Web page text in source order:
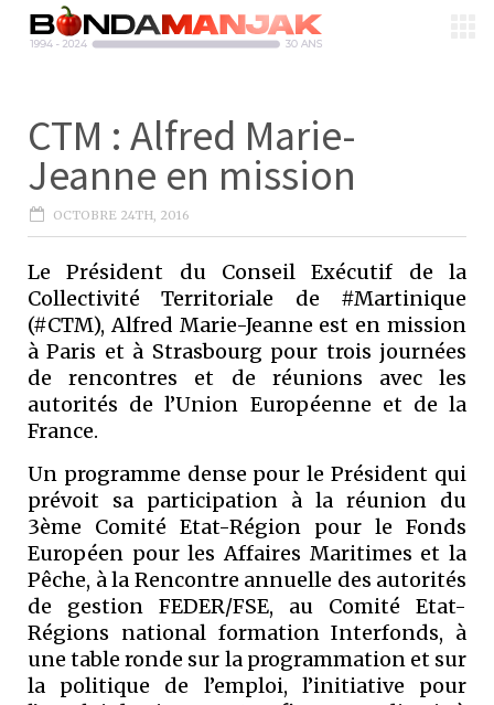
CTM : Alfred Marie-
Jeanne en mission
OCTOBRE 24TH, 2016
Le Président du Conseil Exécutif de la
Collectivité Territoriale de #Martinique
(#CTM), Alfred Marie-Jeanne est en mission
à Paris et à Strasbourg pour trois journées
de rencontres et de réunions avec les
autorités de l’Union Européenne et de la
France.
Un programme dense pour le Président qui
prévoit sa participation à la réunion du
3ème Comité Etat-Région pour le Fonds
Européen pour les Affaires Maritimes et la
Pêche, à la Rencontre annuelle des autorités
de gestion FEDER/FSE, au Comité Etat-
Régions national formation Interfonds, à
une table ronde sur la programmation et sur
la politique de l’emploi, l’initiative pour